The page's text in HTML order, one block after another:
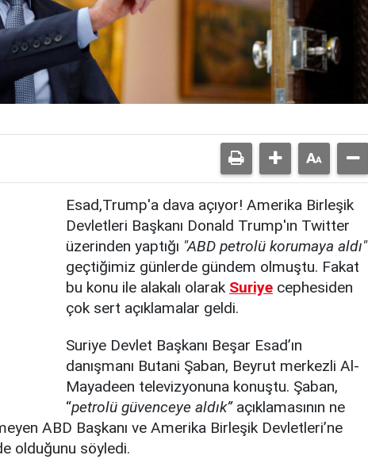
Esad,Trump'a dava açıyor! Amerika Birleşik
Devletleri Başkanı Donald Trump'ın Twitter
üzerinden yaptığı "ABD petrolü korumaya aldı"
geçtiğimiz günlerde gündem olmuştu. Fakat
bu konu ile alakalı olarak Suriye cephesiden
çok sert açıklamalar geldi.
Suriye Devlet Başkanı Beşar Esad’ın
danışmanı Butani Şaban, Beyrut merkezli Al-
Mayadeen televizyonuna konuştu. Şaban,
“petrolü güvenceye aldık”açıklamasının ne
ABD Başkanı ve Amerika Birleşik Devletleri’ne
olduğunu söyledi.